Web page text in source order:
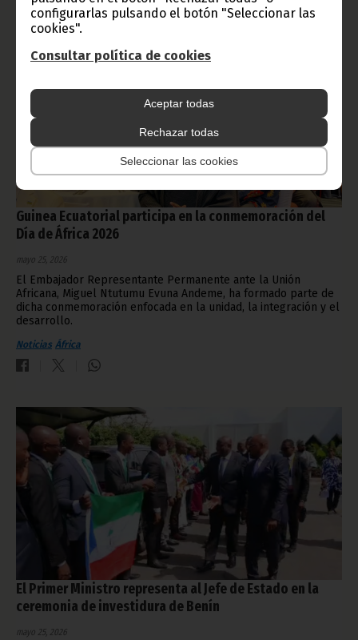
configurarlas pulsando el botón "Seleccionar las
cookies".
Consultar política de cookies
Aceptar todas
Rechazar todas
Seleccionar las cookies
Guinea Ecuatorial participa en la conmemoración del
Día de África 2026
mayo 25, 2026
El Embajador Representante Permanente ante la Unión
Africana, Miguel Ntutumu Evuna Andeme, ha formado parte de
dicha conmemoración enfocada en la unidad, la integración y el
desarrollo.
Noticias África
El Primer Ministro representa al Jefe de Estado en la
ceremonia de investidura de Benín
mayo 25, 2026